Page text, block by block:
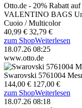
Otto.de - 20% Rabatt
VALENTINO BAGS
Cuoio / Multicolor
40,99 € 32,79 €
zum ShopWeiterlesen
18.07.26 08:25
www.otto.de
Swarovski 5761004
144,00 € 127,00 €
zum ShopWeiterlesen
18.07.26 08:18